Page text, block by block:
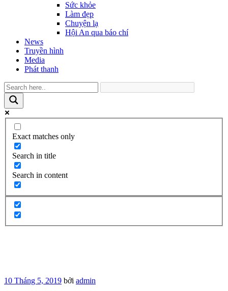
Sức khỏe
Làm đẹp
Chuyện lạ
Hội An qua báo chí
News
Truyền hình
Media
Phát thanh
Exact matches only
Search in title
Search in content
Đăng
10 Tháng 5, 2019 bởi admin